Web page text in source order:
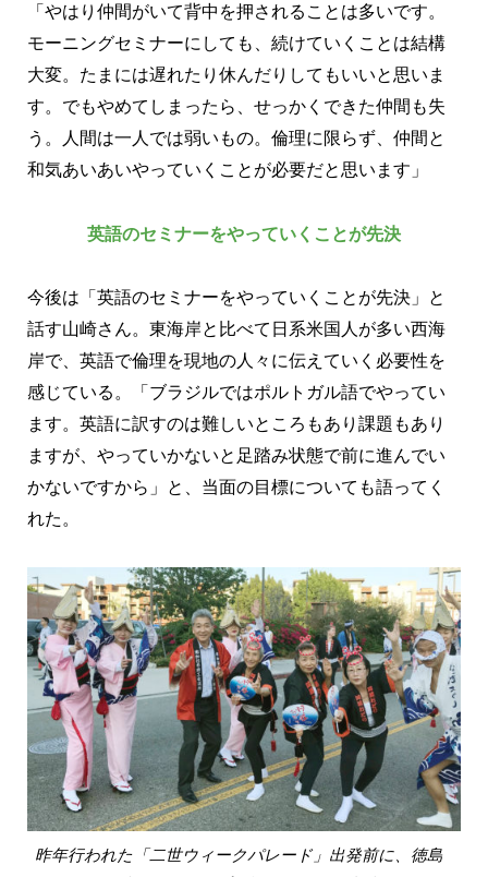
「やはり仲間がいて背中を押されることは多いです。
モーニングセミナーにしても、続けていくことは結構
大変。たまには遅れたり休んだりしてもいいと思いま
す。でもやめてしまったら、せっかくできた仲間も失
う。人間は一人では弱いもの。倫理に限らず、仲間と
和気あいあいやっていくことが必要だと思います」
英語のセミナーをやっていくことが先決
今後は「英語のセミナーをやっていくことが先決」と
話す山崎さん。東海岸と比べて日系米国人が多い西海
岸で、英語で倫理を現地の人々に伝えていく必要性を
感じている。「ブラジルではポルトガル語でやってい
ます。英語に訳すのは難しいところもあり課題もあり
ますが、やっていかないと足踏み状態で前に進んでい
かないですから」と、当面の目標についても語ってく
れた。
昨年行われた「二世ウィークパレード」出発前に、徳島